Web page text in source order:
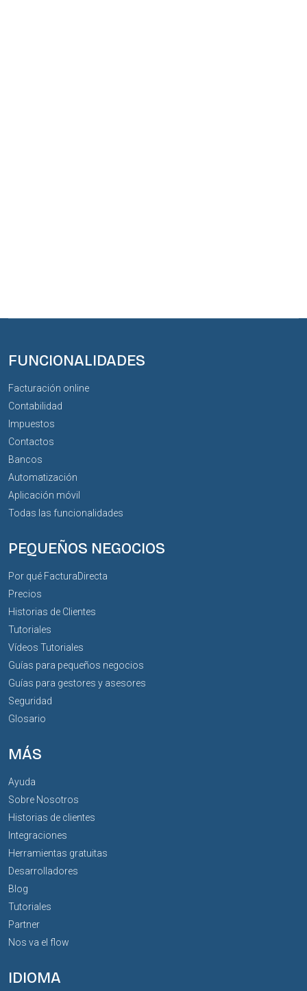
FUNCIONALIDADES
Facturación online
Contabilidad
Impuestos
Contactos
Bancos
Automatización
Aplicación móvil
Todas las funcionalidades
PEQUEÑOS NEGOCIOS
Por qué FacturaDirecta
Precios
Historias de Clientes
Tutoriales
Vídeos Tutoriales
Guías para pequeños negocios
Guías para gestores y asesores
Seguridad
Glosario
MÁS
Ayuda
Sobre Nosotros
Historias de clientes
Integraciones
Herramientas gratuitas
Desarrolladores
Blog
Tutoriales
Partner
Nos va el flow
IDIOMA